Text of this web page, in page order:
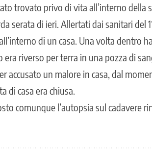
trovato privo di vita all’interno della
serata di ieri. Allertati dai sanitari del
di un casa. Una volta dentro
era riverso per terra in una pozza di
accusato un malore in casa, dal
di casa era chiusa.
comunque l’autopsia sul cadavere